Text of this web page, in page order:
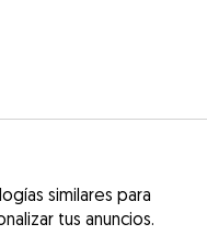
similares para
tus anuncios.